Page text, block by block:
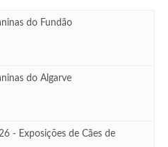
do Fundão
do Algarve
- Exposições de Cães de